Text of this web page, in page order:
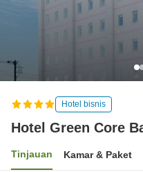
Hotel bisnis
Hotel Green Core
Tinjauan Kamar & Paket